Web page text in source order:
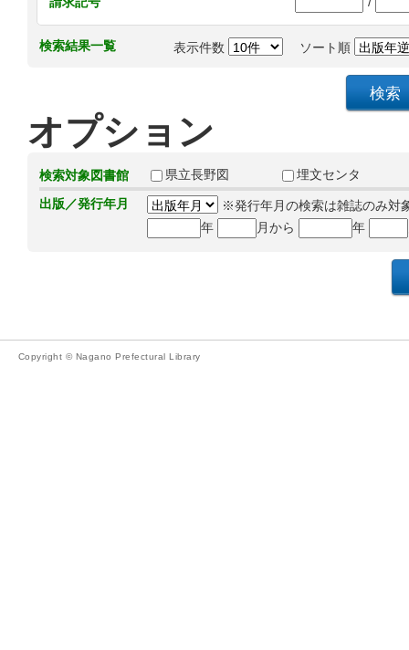
検索結果一覧 表示件数 ソート順
オプション
検索対象図書館 県立長野図
埋文センタ
出版／発行年月
※発行年月の検索は雑誌のみ対
年
月から 年
Copyright © Nagano Prefectural Library